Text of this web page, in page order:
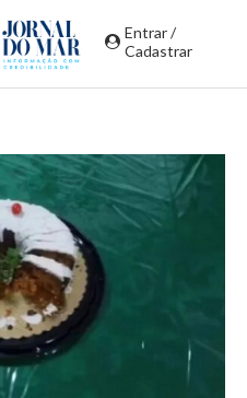
Entrar /
Cadastrar